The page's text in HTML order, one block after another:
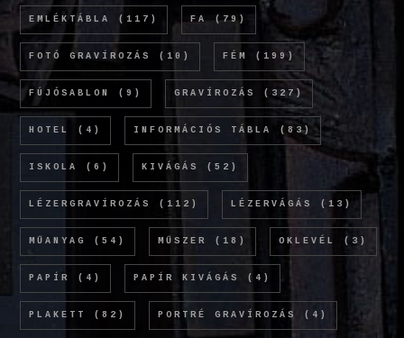
EMLÉKTÁBLA (117) FA (79)
FOTÓ GRAVÍROZÁS (10) FÉM (199)
FÚJÓSABLON (9) GRAVÍROZÁS (327)
HOTEL (4) INFORMÁCIÓS TÁBLA (83)
ISKOLA (6) KIVÁGÁS (52)
LÉZERGRAVÍROZÁS (112) LÉZERVÁGÁS (13)
MŰANYAG (54) MŰSZER (18) OKLEVÉL (3)
PAPÍR (4) PAPÍR KIVÁGÁS (4)
PLAKETT (82) PORTRÉ GRAVÍROZÁS (4)